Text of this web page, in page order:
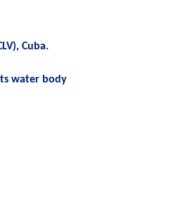
Cuba.
water body